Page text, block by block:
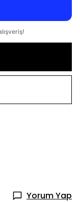
Yorum Yap